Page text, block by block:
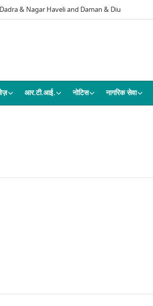
& Nagar Haveli and Daman & Diu
आर.टी.आई. नोटिस नागरिक सेवा